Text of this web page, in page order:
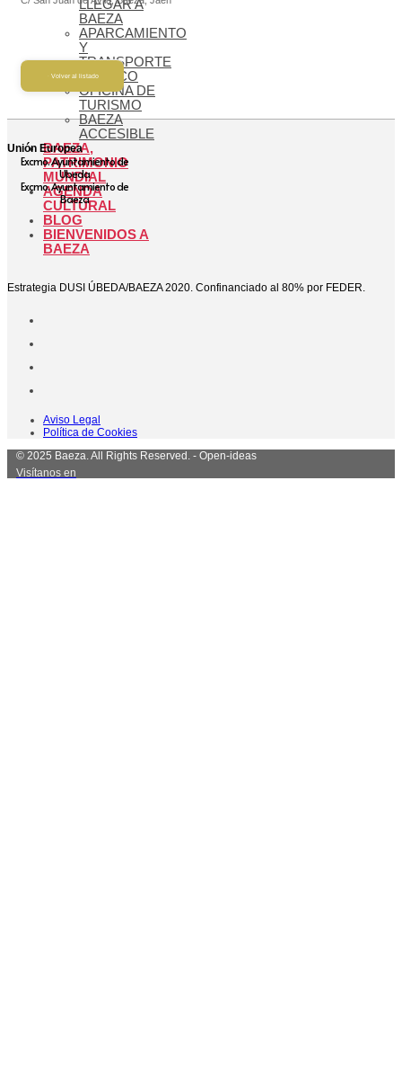
LLEGAR A
BAEZA
APARCAMIENTO
Y
TRANSPORTE
PÚBLICO
OFICINA DE
TURISMO
BAEZA
ACCESIBLE
BAEZA,
PATRIMONIO
MUNDIAL
AGENDA
CULTURAL
BLOG
BIENVENIDOS A
BAEZA
Volver al listado
Unión Europea
Excmo. Ayuntamiento de
Ubeda
Excmo. Ayuntamiento de
Baeza
Estrategia DUSI ÚBEDA/BAEZA 2020. Confinanciado al 80% por FEDER.
Aviso Legal
Política de Cookies
© 2025 Baeza. All Rights Reserved. - Open-ideas
Visítanos en